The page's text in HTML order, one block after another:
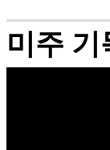
미주 기